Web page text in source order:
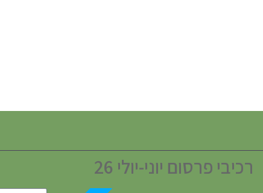
רכיבי פרסום יוני-יולי 26